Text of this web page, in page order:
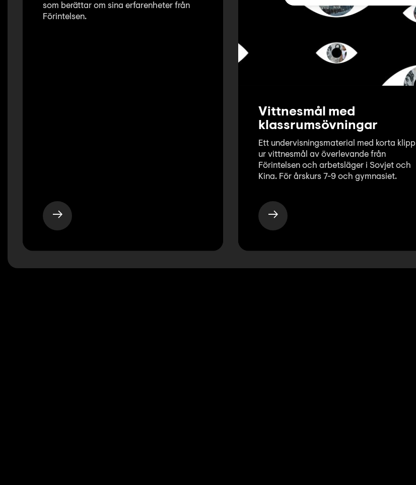
som berättar om sina erfarenheter från
Förintelsen.
Vittnesmål med
klassrumsövningar
Ett undervisningsmaterial med korta klipp
ur vittnesmål av överlevande från
Förintelsen och arbetsläger i Sovjet och
Kina. För årskurs 7-9 och gymnasiet.